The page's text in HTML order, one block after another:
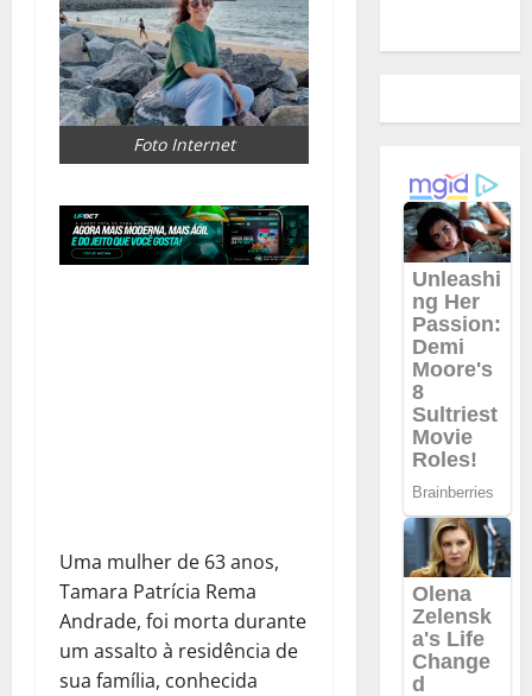
Foto Internet
Uma mulher de 63 anos,
Tamara Patrícia Rema
Andrade, foi morta durante
um assalto à residência de
sua família, conhecida